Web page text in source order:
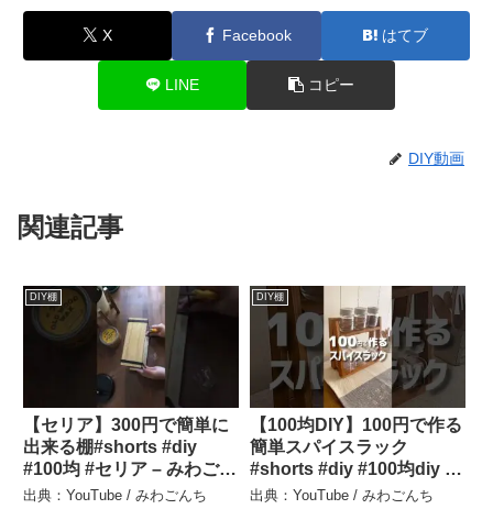
X Facebook はてブ
LINE コピー
DIY動画
関連記事
DIY棚
【セリア】300円で簡単に
出来る棚#shorts #diy
#100均 #セリア – みわごん
ち
出典：YouTube / みわごんち
DIY棚
【100均DIY】100円で作る
簡単スパイスラック
#shorts #diy #100均diy #
セリア #簡単diy – みわご
出典：YouTube / みわごんち